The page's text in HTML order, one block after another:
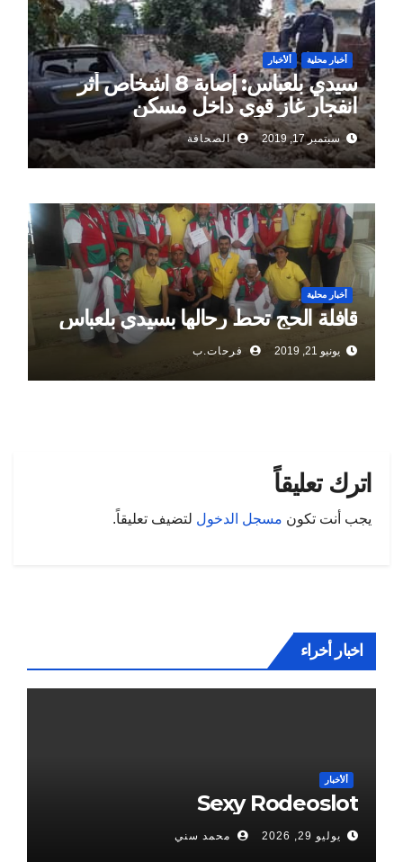
أخبار محلية ألأخبار
سيدي بلعباس: إصابة 8 اشخاص أثر
انفجار غاز قوي داخل مسكن
سبتمبر 17, 2019 الصحافة
أخبار محلية
قافلة الحج تحط رحالها بسيدي بلعباس
يونيو 21, 2019 فرحات.ب
اترك تعليقاً
يجب أنت تكون مسجل الدخول لتضيف تعليقاً.
اخبار أخراء
ألأخبار
Sexy Rodeoslot
يوليو 29, 2026 محمد سني